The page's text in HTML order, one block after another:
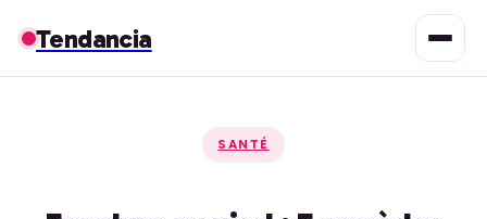
Tendancia
SANTÉ